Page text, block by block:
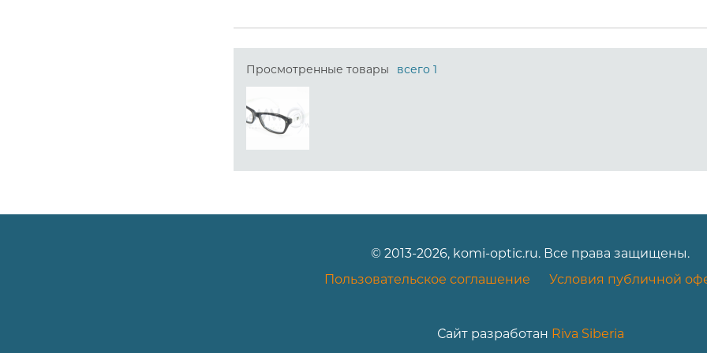
Просмотренные товары всего 1
© 2013-2026, komi-optic.ru. Все права защищены.
Пользовательское соглашение
Условия публичной
Сайт разработан Riva Siberia